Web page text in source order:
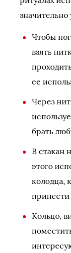
значительно
Чтобы
взять
ее
Через
брать
В стакан
этого
колодца,
принести
Кольцо,